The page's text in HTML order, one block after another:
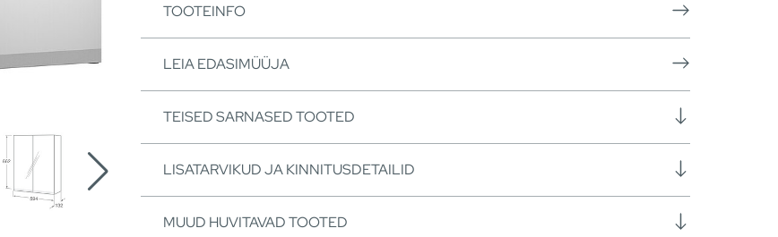
TOOTEINFO
LEIA EDASIMÜÜJA
TEISED SARNASED TOOTED
LISATARVIKUD JA KINNITUSDETAILID
MUUD HUVITAVAD TOOTED